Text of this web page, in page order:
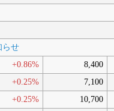
らせ
+0.86% 8,400
+0.25% 7,100
+0.25% 10,700